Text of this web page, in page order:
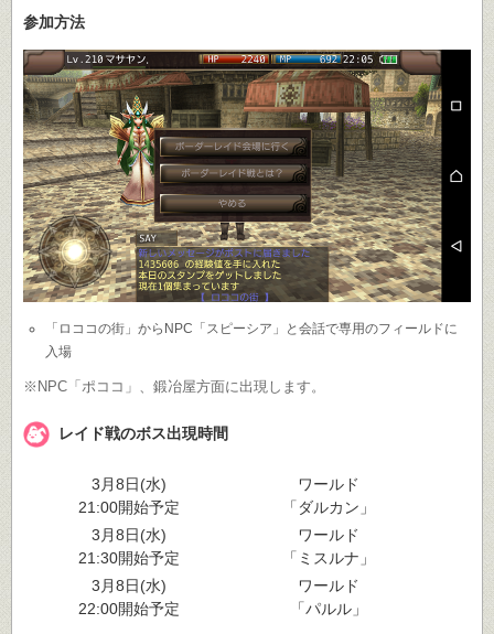
参加方法
「ロココの街」からNPC「スピーシア」と会話で専用のフィールドに
入場
※NPC「ポココ」、鍛冶屋方面に出現します。
レイド戦のボス出現時間
3月8日(水)
21:00開始予定
ワールド
「ダルカン」
3月8日(水)
21:30開始予定
ワールド
「ミスルナ」
3月8日(水)
22:00開始予定
ワールド
「パルル」